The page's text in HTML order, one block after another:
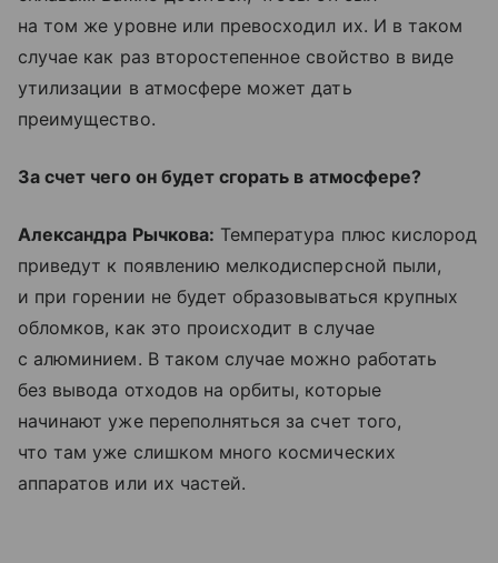
на том же уровне или превосходил их. И в таком
случае как раз второстепенное свойство в виде
утилизации в атмосфере может дать
преимущество.
За счет чего он будет сгорать в атмосфере?
Александра Рычкова: Температура плюс кислород
приведут к появлению мелкодисперсной пыли,
и при горении не будет образовываться крупных
обломков, как это происходит в случае
с алюминием. В таком случае можно работать
без вывода отходов на орбиты, которые
начинают уже переполняться за счет того,
что там уже слишком много космических
аппаратов или их частей.